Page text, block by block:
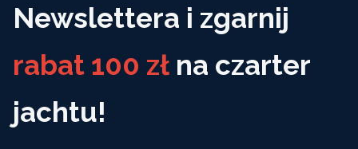
Newslettera i zgarnij
rabat 100 zł na czarter
jachtu!